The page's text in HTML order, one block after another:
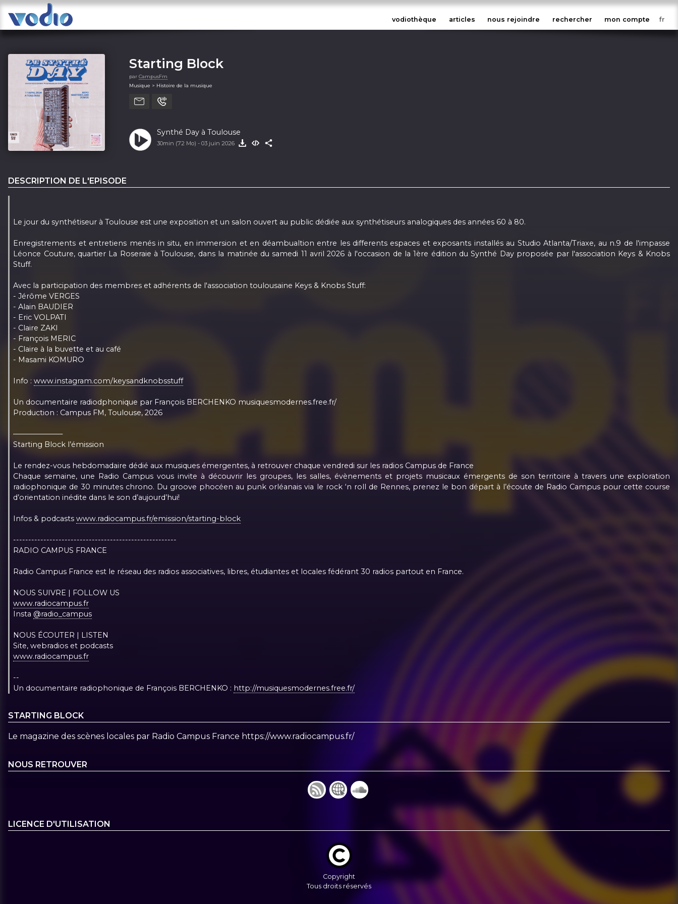
vodiothèque articles nous rejoindre rechercher mon compte
Starting Block
par CampusFm
Musique > Histoire de la musique
Synthé Day à Toulouse
30min (72 Mo) - 03 juin 2026
DESCRIPTION DE L'EPISODE
Le jour du synthétiseur à Toulouse est une exposition et un salon ouvert au public dédiée aux synthétiseurs analogiques des années 60 à 80.
Enregistrements et entretiens menés in situ, en immersion et en déambualtion entre les differents espaces et exposants installés au Studio Atlanta/Triaxe, au n.9 de l'impasse
Léonce Couture, quartier La Roseraie à Toulouse, dans la matinée du samedi 11 avril 2026 à l'occasion de la 1ère édition du Synthé Day proposée par l'association Keys & Knobs
Stuff.
Avec la participation des membres et adhérents de l'association toulousaine Keys & Knobs Stuff:
- Jérôme VERGES
- Alain BAUDIER
- Eric VOLPATI
- Claire ZAKI
- François MERIC
- Claire à la buvette et au café
- Masami KOMURO
Info :www.instagram.com/keysandknobsstuff
Un documentaire radiodphonique par François BERCHENKO musiquesmodernes.free.fr/
Production : Campus FM, Toulouse, 2026
———————
Starting Block l’émission
Le rendez-vous hebdomadaire dédié aux musiques émergentes, à retrouver chaque vendredi sur les radios Campus de France
Chaque semaine, une Radio Campus vous invite à découvrir les groupes, les salles, évènements et projets musicaux émergents de son territoire à travers une exploration
radiophonique de 30 minutes chrono. Du groove phocéen au punk orléanais via le rock ‘n roll de Rennes, prenez le bon départ à l’écoute de Radio Campus pour cette course
d’orientation inédite dans le son d’aujourd’hui!
Infos & podcastswww.radiocampus.fr/emission/starting-block
------------------------------------------------------
RADIO CAMPUS FRANCE
Radio Campus France est le réseau des radios associatives, libres, étudiantes et locales fédérant 30 radios partout en France.
NOUS SUIVRE | FOLLOW US
www.radiocampus.fr
Insta @radio_campus
NOUS ÉCOUTER | LISTEN
Site, webradios et podcasts
www.radiocampus.fr
--
Un documentaire radiophonique de François BERCHENKO : http://musiquesmodernes.free.fr/
STARTING BLOCK
Le magazine des scènes locales par Radio Campus France https://www.radiocampus.fr/
NOUS RETROUVER
LICENCE D'UTILISATION
Copyright
Tous droits réservés